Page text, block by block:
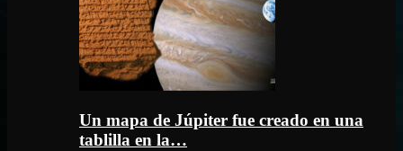
Un mapa de Júpiter fue creado en una
tablilla en la…